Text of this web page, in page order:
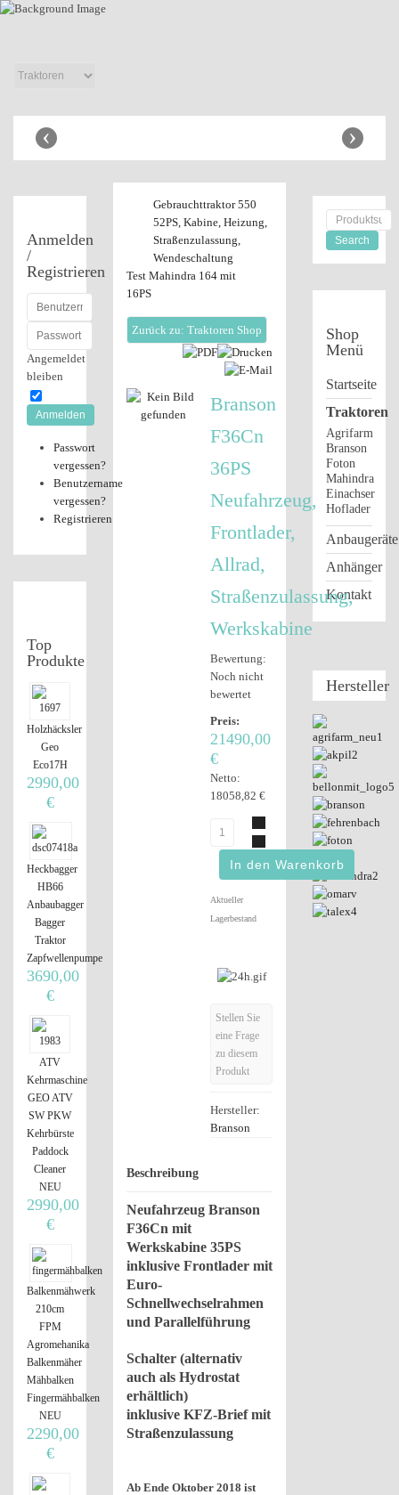
Anhänger Shop
›
‹
Gebrauchttraktor 550
52PS, Kabine, Heizung,
Straßenzulassung,
Wendeschaltung
Test Mahindra 164 mit
16PS
Zurück zu: Traktoren Shop
Branson
F36Cn
36PS
Neufahrzeug,
Frontlader,
Allrad,
Straßenzulassung,
Werkskabine
Bewertung:
Noch nicht
bewertet
Preis:
21490,00
€
Netto:
18058,82 €
Aktueller
Lagerbestand
Stellen Sie
eine Frage
zu diesem
Produkt
Hersteller:
Branson
Beschreibung
Neufahrzeug Branson
F36Cn mit
Werkskabine 35PS
inklusive Frontlader mit
Euro-
Schnellwechselrahmen
und Parallelführung
Schalter (alternativ
auch als Hydrostat
erhältlich)
inklusive KFZ-Brief mit
Straßenzulassung
Ab Ende Oktober 2018 ist
Anmelden
/
Registrieren
Angemeldet
bleiben
Anmelden
Passwort
vergessen?
Benutzername
vergessen?
Registrieren
Top
Produkte
Holzhäcksler
Geo
Eco17H
2990,00
€
Heckbagger
HB66
Anbaubagger
Bagger
Traktor
Zapfwellenpumpe
3690,00
€
ATV
Kehrmaschine
GEO ATV
SW PKW
Kehrbürste
Paddock
Cleaner
NEU
2990,00
€
Balkenmähwerk
210cm
FPM
Agromehanika
Balkenmäher
Mähbalken
Fingermähbalken
NEU
2290,00
€
Shop
Menü
Startseite
Traktoren
Agrifarm
Branson
Foton
Mahindra
Einachser
Hoflader
Anbaugeräte
Anhänger
Kontakt
Hersteller